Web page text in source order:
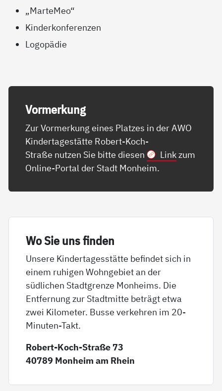
„MarteMeo“
Kinderkonferenzen
Logopädie
Vor­mer­kung
Zur Vormerkung eines Platzes in der AWO
Kindertagestätte Robert-Koch-
Straße nutzen Sie bitte diesen
Linkzum
Online-Portal der Stadt Monheim.
Wo Sie uns fin­den
Unsere Kindertagesstätte befindet sich in
einem ruhigen Wohngebiet an der
südlichen Stadtgrenze Monheims. Die
Entfernung zur Stadtmitte beträgt etwa
zwei Kilometer. Busse verkehren im 20-
Minuten-Takt.
Robert-Koch-Straße 73
40789 Monheim am Rhein